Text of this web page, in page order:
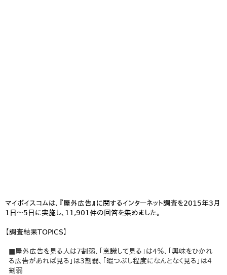
マイボイスコムは、『屋外広告』に関するインターネット調査を2015年3月
1日～5日に実施し、11,901件の回答を集めました。
【調査結果TOPICS】
■屋外広告を見る人は7割弱、「意識して見る」は4％、「興味をひかれ
る広告があれば見る」は3割弱、「暇つぶし程度になんとなく見る」は4
割弱